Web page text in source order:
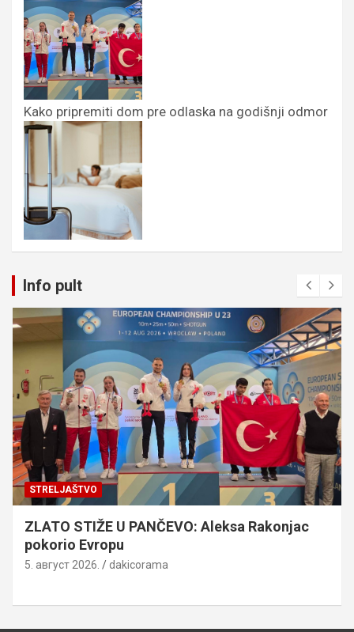
Kako pripremiti dom pre odlaska na godišnji odmor
Info pult
STRELJAŠTVO
ZLATO STIŽE U PANČEVO: Aleksa Rakonjac
pokorio Evropu
5. август 2026. dakicorama